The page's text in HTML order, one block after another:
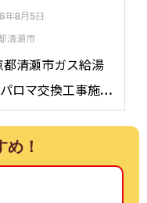
8月5日
清瀬市
都清瀬市ガス給湯
ロマ交換工事施工
：ノーリツGT-
からパロ
E2022SAWL
！